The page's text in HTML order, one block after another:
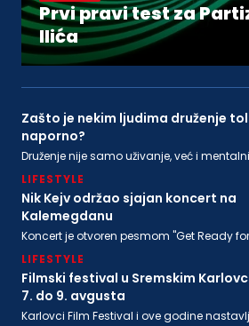
Prvi pravi test za
Ilića
Zašto je nekim ljudima druženje
naporno?
Druženje nije samo uživanje, već i
odgovara svima podjednako
LIFESTYLE
Nik Kejv održao sjajan koncert na
Kalemegdanu
Koncert je otvoren pesmom "Get Ready for
Long-Suffering" i naslovna numera sa
albuma "Wild God"
LIFESTYLE
Filmski festival u Sremskim
7. do 9. avgusta
Karlovci Film Festival i ove godine